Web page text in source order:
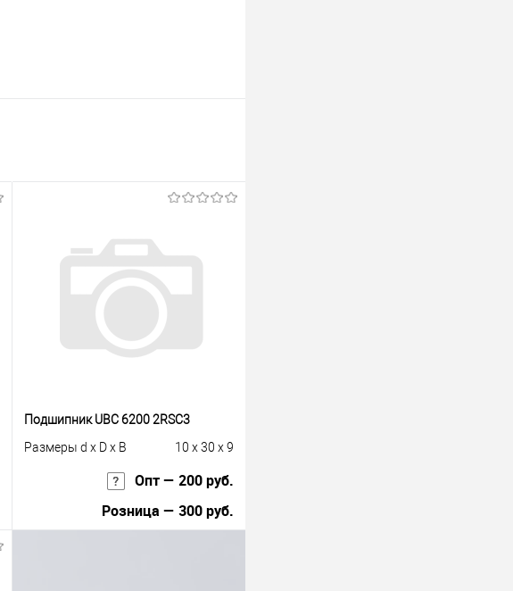
Подшипник UBC 6200 2RSС3
Размеры d x D x B
10 x 30 x 9
Опт — 200 руб.
Розница — 300 руб.